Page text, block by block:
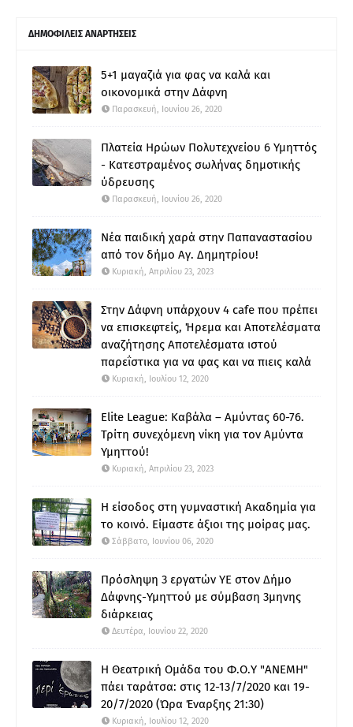
ΔΗΜΟΦΙΛΕΙΣ ΑΝΑΡΤΗΣΕΙΣ
5+1 μαγαζιά για φας να καλά και
οικονομικά στην Δάφνη
Παρασκευή, Ιουνίου 26, 2020
Πλατεία Ηρώων Πολυτεχνείου 6 Υμηττός
- Κατεστραμένος σωλήνας δημοτικής
ύδρευσης
Παρασκευή, Ιουνίου 26, 2020
Νέα παιδική χαρά στην Παπαναστασίου
από τον δήμο Αγ. Δημητρίου!
Κυριακή, Απριλίου 23, 2023
Στην Δάφνη υπάρχουν 4 cafe που πρέπει
να επισκεφτείς, Ήρεμα και Αποτελέσματα
αναζήτησης Αποτελέσματα ιστού
παρεΐστικα για να φας και να πιεις καλά
Κυριακή, Ιουλίου 12, 2020
Elite League: Καβάλα – Αμύντας 60-76.
Τρίτη συνεχόμενη νίκη για τον Αμύντα
Υμηττού!
Κυριακή, Απριλίου 23, 2023
Η είσοδος στη γυμναστική Ακαδημία για
το κοινό. Είμαστε άξιοι της μοίρας μας.
Σάββατο, Ιουνίου 06, 2020
Πρόσληψη 3 εργατών ΥΕ στον Δήμο
Δάφνης-Υμηττού με σύμβαση 3μηνης
διάρκειας
Δευτέρα, Ιουνίου 22, 2020
Η Θεατρική Ομάδα του Φ.Ο.Υ "ΑΝΕΜΗ"
πάει ταράτσα: στις 12-13/7/2020 και 19-
20/7/2020 (Ώρα Έναρξης 21:30)
Κυριακή, Ιουλίου 12, 2020